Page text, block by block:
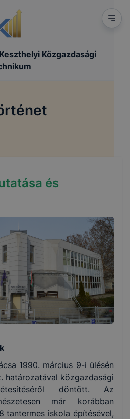
Közgazdasági
és
1990. március 9-i ülésén
határozatával közgazdasági
döntött. Az
már korábban
tantermes iskola építésével,